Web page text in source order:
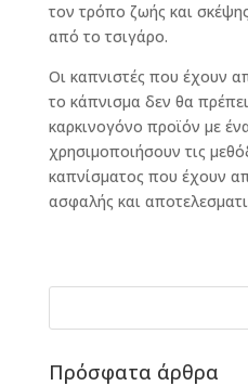
τον τρόπο ζωής και
από το τσιγάρο.
Οι καπνιστές που έχουν
το κάπνισμα δεν θα
καρκινογόνο προϊόν με
χρησιμοποιήσουν τις
καπνίσματος που έχουν
ασφαλής και
Πρόσφατα άρθρα